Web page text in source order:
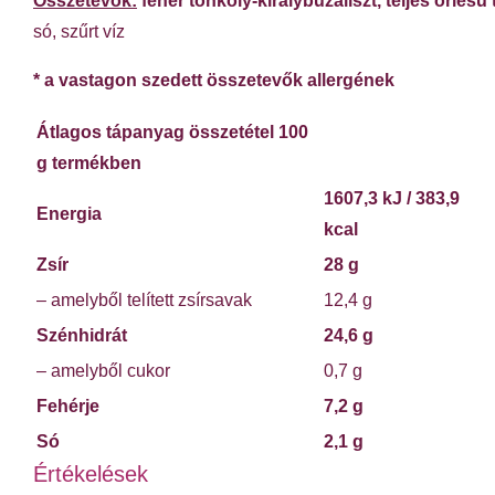
só, szűrt víz
* a vastagon szedett összetevők allergének
Átlagos tápanyag összetétel 100
g termékben
Energia
1607,3 kJ / 383,9
kcal
Zsír
28 g
– amelyből telített zsírsavak
12,4 g
Szénhidrát
24,6 g
– amelyből cukor
0,7 g
Fehérje
7,2 g
Só
2,1 g
Értékelések